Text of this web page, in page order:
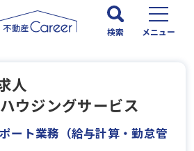
検索 メニュー
人
ウジングサービス
ート業務（給与計算・勤怠管